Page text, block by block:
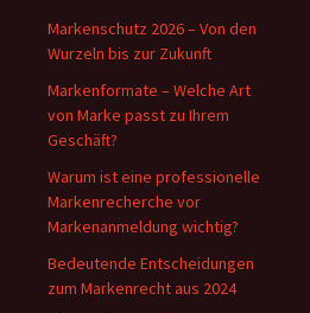
Markenschutz 2026 – Von den
Wurzeln bis zur Zukunft
Markenformate – Welche Art
von Marke passt zu Ihrem
Geschäft?
Warum ist eine professionelle
Markenrecherche vor
Markenanmeldung wichtig?
Bedeutende Entscheidungen
zum Markenrecht aus 2024